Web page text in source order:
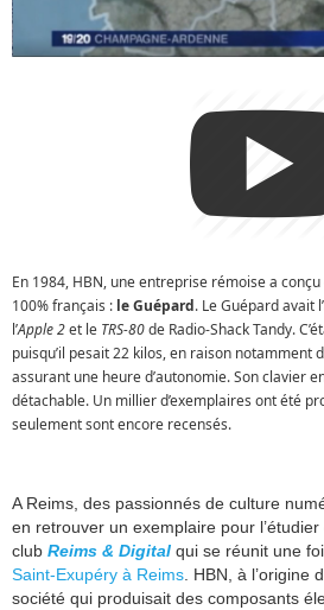
En 1984, HBN, une entreprise rémoise a
100% français : le Guépard. Le Guépard avait
l’Apple 2et le TRS-80de Radio-Shack Tandy.
puisqu’il pesait 22 kilos, en raison notamment
assurant une heure d’autonomie. Son clavier
détachable. Un millier d’exemplaires ont été
seulement sont encore recensés.
A Reims, des passionnés de culture
en retrouver un exemplaire pour l’étudier
club Reims & Digital qui se réunit une
Saint-Exupéry à Reims . HBN, à
société qui produisait des composants